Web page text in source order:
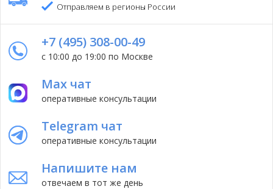
Отправляем в регионы России
+7 (495) 308-00-49
с 10:00 до 19:00 по Москве
Max чат
оперативные консультации
Telegram чат
оперативные консультации
Напишите нам
отвечаем в тот же день